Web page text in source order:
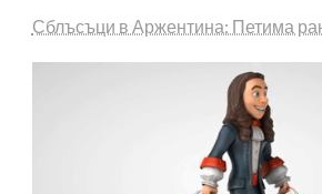
Сблъсъци в Аржентина: Петима